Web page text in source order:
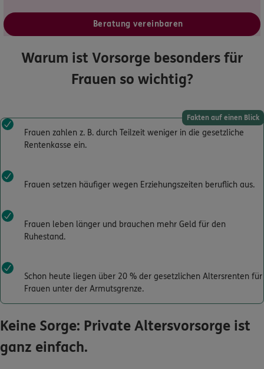
Sehen Sie auf einen Blick Ihre Versicherungen bei ERGO,
dem ERGO Rechtsschutz und der DKV.
Zum Kundenportal
Schaden- oder Leistungsfall melden
Bequem online oder telefonisch.
Meine Versicherungen
dem ERGO Rechtsschutz und der DKV.
Zum Kundenportal
Beratung vereinbaren
Warum ist Vorsorge besonders für
Frauen so wichtig?
Fakten auf einen Blick
Frauen zahlen z. B. durch Teilzeit weniger in die gesetzliche
Rentenkasse ein.
Frauen setzen häufiger wegen Erziehungszeiten beruflich aus.
Frauen leben länger und brauchen mehr Geld für den
Ruhestand.
Schon heute liegen über 20 % der gesetzlichen Altersrenten für
Frauen unter der Armutsgrenze.
Keine Sorge: Private Altersvorsorge ist
ganz einfach.